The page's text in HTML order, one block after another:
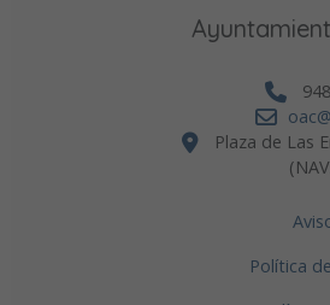
Plaza de Las
Política